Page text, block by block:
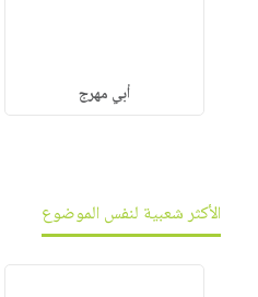
أبي مهرج
الأكثر شعبية لنفس الموضوع